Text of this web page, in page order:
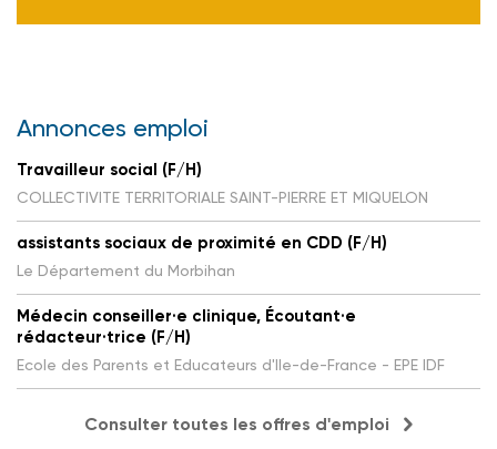
Annonces emploi
Travailleur social (F/H)
COLLECTIVITE TERRITORIALE SAINT-PIERRE ET MIQUELON
assistants sociaux de proximité en CDD (F/H)
Le Département du Morbihan
Médecin conseiller·e clinique, Écoutant·e
rédacteur·trice (F/H)
Ecole des Parents et Educateurs d'Ile-de-France - EPE IDF
Consulter toutes les offres d'emploi